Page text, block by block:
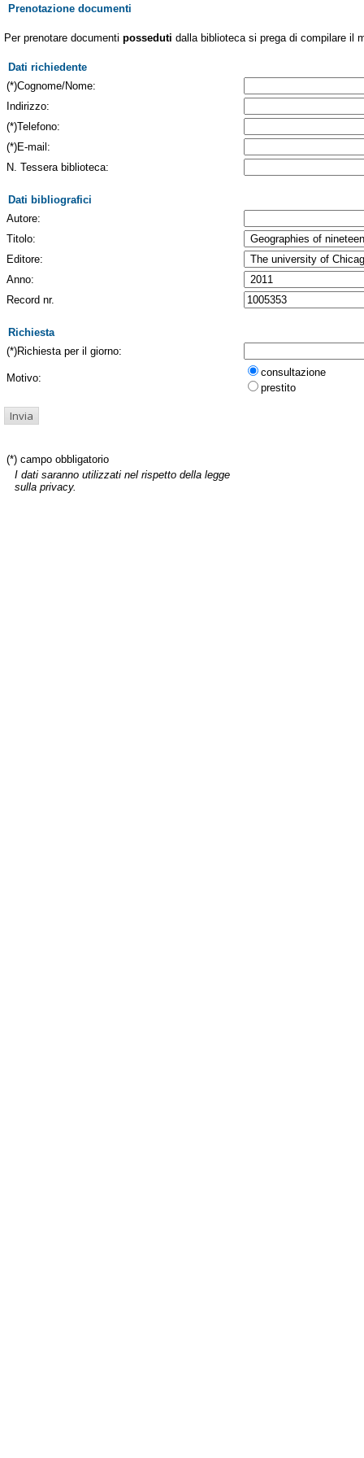
Prenotazione documenti
Per prenotare documenti posseduti dalla biblioteca si prega di compilare il
Dati richiedente
(*)Cognome/Nome:
Indirizzo:
(*)Telefono:
(*)E-mail:
N. Tessera biblioteca:
Dati bibliografici
Autore:
Titolo:
Editore:
Anno:
Record nr.
Richiesta
(*)Richiesta per il giorno:
Motivo:
consultazione
prestito
(*) campo obbligatorio
I dati saranno utilizzati nel rispetto della legge
sulla privacy.